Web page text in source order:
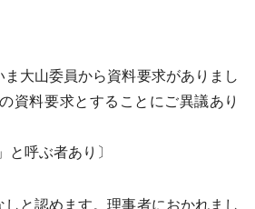
大山委員から資料要求がありまし
資料要求とすることにご異議あり
ぶ者あり〕
と認めます。理事者におかれまし